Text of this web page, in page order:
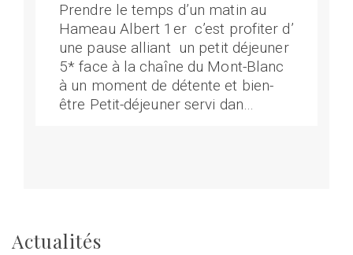
Prendre le temps d’un matin au
Hameau Albert 1er c’est profiter d’
une pause alliant un petit déjeuner
5* face à la chaîne du Mont-Blanc
à un moment de détente et bien-
être Petit-déjeuner servi dan…
Actualités